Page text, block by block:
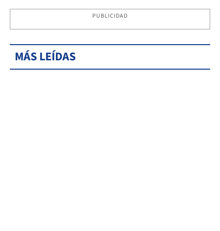
PUBLICIDAD
MÁS LEÍDAS